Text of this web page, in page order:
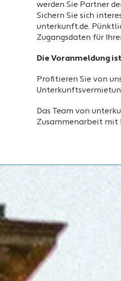
werden Sie Partner
Sichern Sie sich
unterkunft.de.
Zugangsdaten für
Die Voranmeldung
Profitieren Sie von
Das Team von
Zusammenarbeit mit